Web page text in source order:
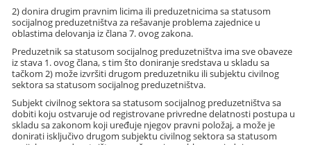
2) donira drugim pravnim licima ili preduzetnicima sa statusom
socijalnog preduzetništva za rešavanje problema zajednice u
oblastima delovanja iz člana 7. ovog zakona.
Preduzetnik sa statusom socijalnog preduzetništva ima sve obaveze
iz stava 1. ovog člana, s tim što doniranje sredstava u skladu sa
tačkom 2) može izvršiti drugom preduzetniku ili subjektu civilnog
sektora sa statusom socijalnog preduzetništva.
Subjekt civilnog sektora sa statusom socijalnog preduzetništva sa
dobiti koju ostvaruje od registrovane privredne delatnosti postupa u
skladu sa zakonom koji uređuje njegov pravni položaj, a može je
donirati isključivo drugom subjektu civilnog sektora sa statusom